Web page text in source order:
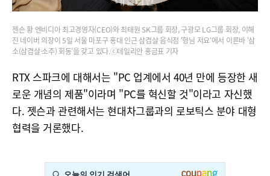
젠슨 황 엔비디아 최고경영자(CEO)와 최태원 SK그룹 회장, 구광모 LG그룹 회장, 이해
진 네이버 의장이 5일 서울 마포구 홍대 인근 삼겹살 음식점 '형님 저요'에서 이른바 '삼
소(삼겹살·소주) 회동’을 갖고 있다.ⓒ데일리안 홍금표 기자
RTX 스파크에 대해서는 "PC 업계에서 40년 만에 등장한 새
로운 개념의 제품"이라며 "PC를 혁신할 것"이라고 자신했
다. 젯슨과 관련해서는 현대차그룹과의 로보틱스 분야 대형
협력을 거론했다.